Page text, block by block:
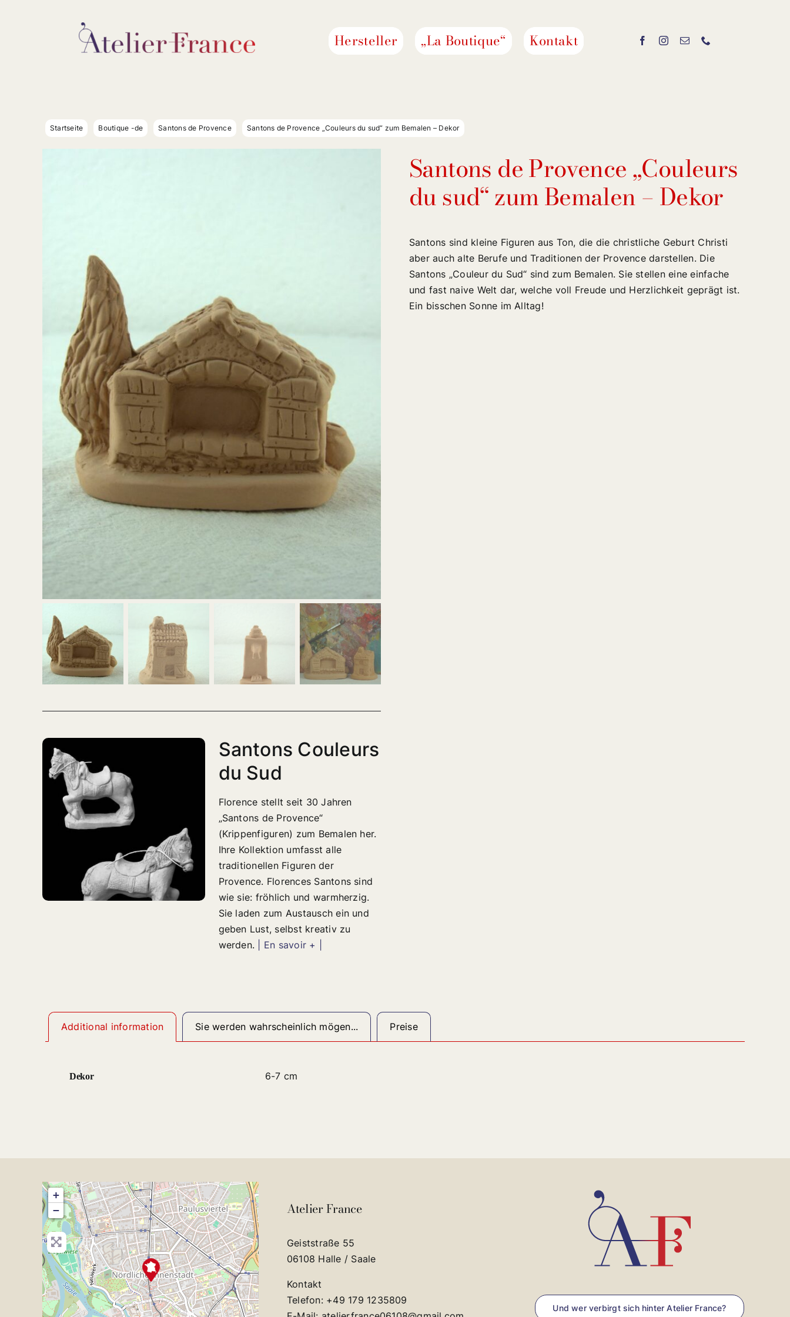
Hersteller „La Boutique“ Kontakt
Startseite Boutique -de Santons de Provence Santons de Provence „Couleurs du sud“ zum Bemalen – Dekor
Santons Couleurs
du Sud
Florence stellt seit 30 Jahren
„Santons de Provence“
(Krippenfiguren) zum Bemalen her.
Ihre Kollektion umfasst alle
traditionellen Figuren der
Provence. Florences Santons sind
wie sie: fröhlich und warmherzig.
Sie laden zum Austausch ein und
geben Lust, selbst kreativ zu
werden.
| En savoir + |
Santons de Provence „Couleurs
du sud“ zum Bemalen – Dekor
Santons sind kleine Figuren aus Ton, die die christliche Geburt Christi
aber auch alte Berufe und Traditionen der Provence darstellen. Die
Santons „Couleur du Sud“ sind zum Bemalen. Sie stellen eine einfache
und fast naive Welt dar, welche voll Freude und Herzlichkeit geprägt ist.
Ein bisschen Sonne im Alltag!
Additional information Sie werden wahrscheinlich mögen... Preise
Dekor 6-7 cm
+
−
Atelier France
Geiststraße 55
06108 Halle / Saale
Kontakt
Telefon: +49 179 1235809
Und wer verbirgt sich hinter Atelier France?